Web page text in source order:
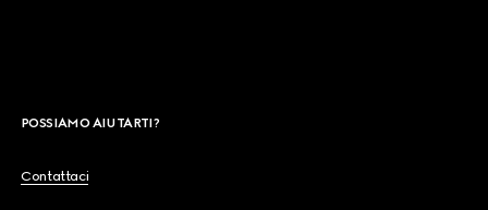
POSSIAMO AIUTARTI?
Contattaci